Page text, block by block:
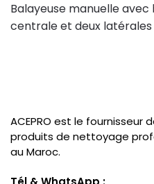
Balayeuse manuelle avec
centrale et deux latérales
ACEPRO est le fournisseur
produits de nettoyage
au Maroc.